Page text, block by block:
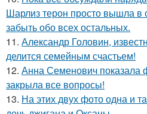
Шарлиз терон просто вышла в
забыть обо всех остальных.
11. Александр Головин,
делится семейным счастьем!
12. Анна Семенович показала
закрыла все вопросы!
13. На этих двух фото одна и